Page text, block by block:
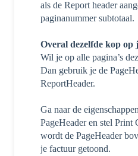
als de Report header
paginanummer subtotaal.
Overal dezelfde kop op
Wil je op alle pagina’s
Dan gebruik je de
ReportHeader.
Ga naar de
PageHeader en stel
wordt de PageHeader
je factuur getoond.